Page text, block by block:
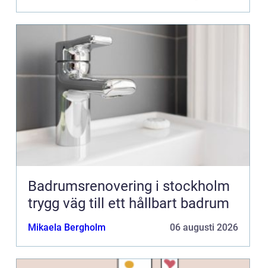
Badrumsrenovering i stockholm
trygg väg till ett hållbart badrum
Mikaela Bergholm 06 augusti 2026